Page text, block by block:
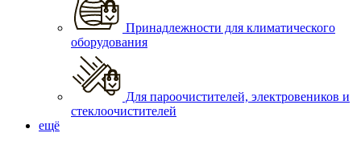
Принадлежности для климатического
оборудования
Для пароочистителей, электровеников и
стеклоочистителей
ещё